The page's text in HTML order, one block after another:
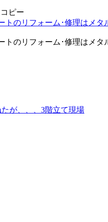
コピー
トのリフォーム･修理はメタ
トのリフォーム･修理はメタ
が、、、3階立て現場